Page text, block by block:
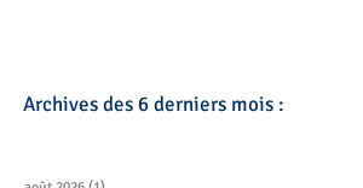
Archives des 6 derniers mois :